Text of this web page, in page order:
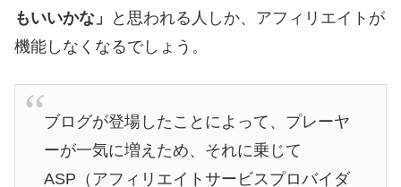
もいいかな」
と思われる人しか、アフィリエイトが
機能しなくなるでしょう。
ブログが登場したことによって、プレーヤ
ーが一気に増えため、それに乗じて
ASP（アフィリエイトサービスプロバイダ